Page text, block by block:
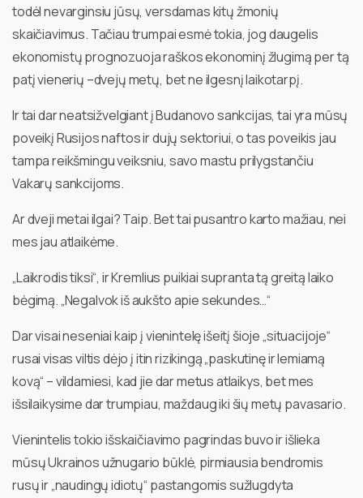
todėl nevarginsiu jūsų, versdamas kitų žmonių
skaičiavimus. Tačiau trumpai esmė tokia, jog daugelis
ekonomistų prognozuoja raškos ekonominį žlugimą per tą
patį vienerių –dvejų metų, bet ne ilgesnį laikotarpį.
Ir tai dar neatsižvelgiant į Budanovo sankcijas, tai yra mūsų
poveikį Rusijos naftos ir dujų sektoriui, o tas poveikis jau
tampa reikšmingu veiksniu, savo mastu prilygstančiu
Vakarų sankcijoms.
Ar dveji metai ilgai? Taip. Bet tai pusantro karto mažiau, nei
mes jau atlaikėme.
„Laikrodis tiksi“, ir Kremlius puikiai supranta tą greitą laiko
bėgimą. „Negalvok iš aukšto apie sekundes…“
Dar visai neseniai kaip į vienintelę išeitį šioje „situacijoje“
rusai visas viltis dėjo į itin rizikingą „paskutinę ir lemiamą
kovą“ – vildamiesi, kad jie dar metus atlaikys, bet mes
išsilaikysime dar trumpiau, maždaug iki šių metų pavasario.
Vienintelis tokio išskaičiavimo pagrindas buvo ir išlieka
mūsų Ukrainos užnugario būklė, pirmiausia bendromis
rusų ir „naudingų idiotų“ pastangomis sužlugdyta